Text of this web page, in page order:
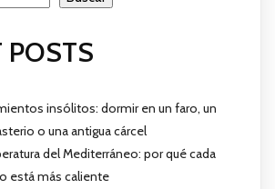
POSTS
insólitos: dormir en un faro, un
o una antigua cárcel
del Mediterráneo: por qué cada
está más caliente